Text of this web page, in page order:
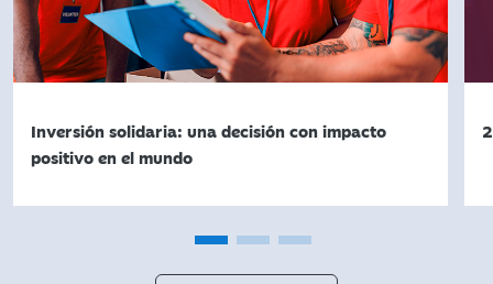
Inversión solidaria: una decisión con impacto
positivo en el mundo